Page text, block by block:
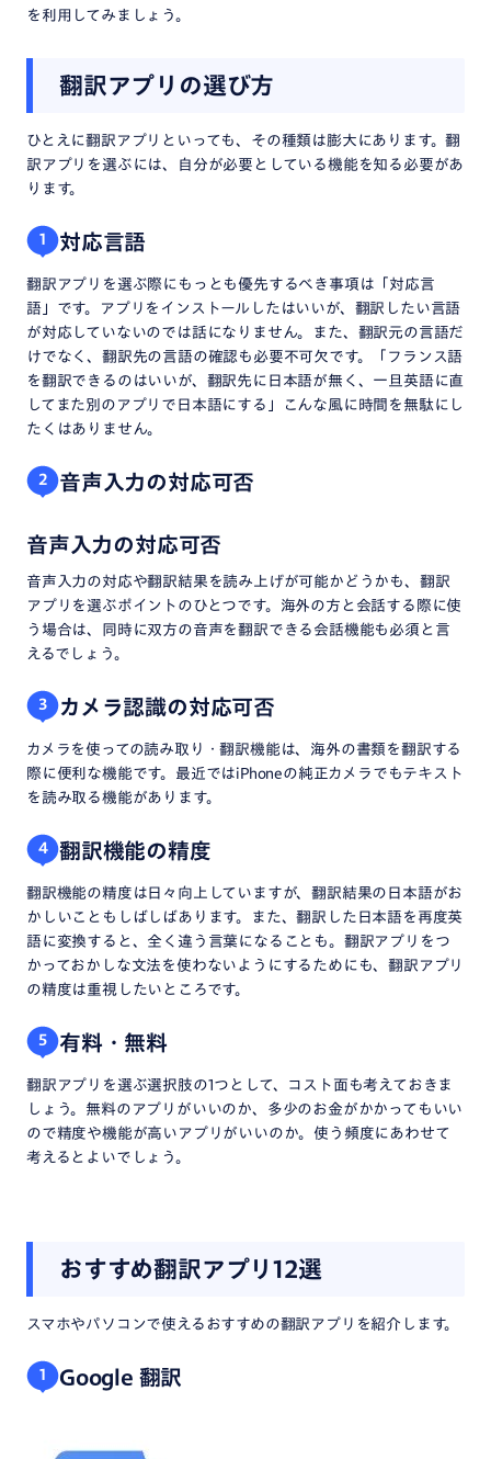
を利用してみましょう。
翻訳アプリの選び方
ひとえに翻訳アプリといっても、その種類は膨大にあります。翻
訳アプリを選ぶには、自分が必要としている機能を知る必要があ
ります。
1 対応言語
翻訳アプリを選ぶ際にもっとも優先するべき事項は「対応言
語」です。アプリをインストールしたはいいが、翻訳したい言語
が対応していないのでは話になりません。また、翻訳元の言語だ
けでなく、翻訳先の言語の確認も必要不可欠です。「フランス語
を翻訳できるのはいいが、翻訳先に日本語が無く、一旦英語に直
してまた別のアプリで日本語にする」こんな風に時間を無駄にし
たくはありません。
2 音声入力の対応可否
音声入力の対応可否
音声入力の対応や翻訳結果を読み上げが可能かどうかも、翻訳
アプリを選ぶポイントのひとつです。海外の方と会話する際に使
う場合は、同時に双方の音声を翻訳できる会話機能も必須と言
えるでしょう。
3 カメラ認識の対応可否
カメラを使っての読み取り・翻訳機能は、海外の書類を翻訳する
際に便利な機能です。最近ではiPhoneの純正カメラでもテキスト
を読み取る機能があります。
4 翻訳機能の精度
翻訳機能の精度は日々向上していますが、翻訳結果の日本語がお
かしいこともしばしばあります。また、翻訳した日本語を再度英
語に変換すると、全く違う言葉になることも。翻訳アプリをつ
かっておかしな文法を使わないようにするためにも、翻訳アプリ
の精度は重視したいところです。
5 有料・無料
翻訳アプリを選ぶ選択肢の1つとして、コスト面も考えておきま
しょう。無料のアプリがいいのか、多少のお金がかかってもいい
ので精度や機能が高いアプリがいいのか。使う頻度にあわせて
考えるとよいでしょう。
おすすめ翻訳アプリ12選
スマホやパソコンで使えるおすすめの翻訳アプリを紹介します。
1 Google 翻訳